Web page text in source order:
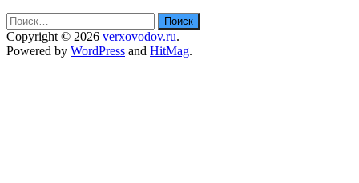
Найти:
Copyright © 2026 verxovodov.ru.
Powered by WordPress and HitMag.